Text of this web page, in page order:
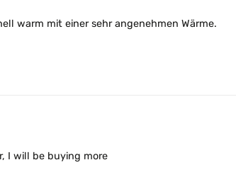
warm mit einer sehr angenehmen Wärme.
I will be buying more